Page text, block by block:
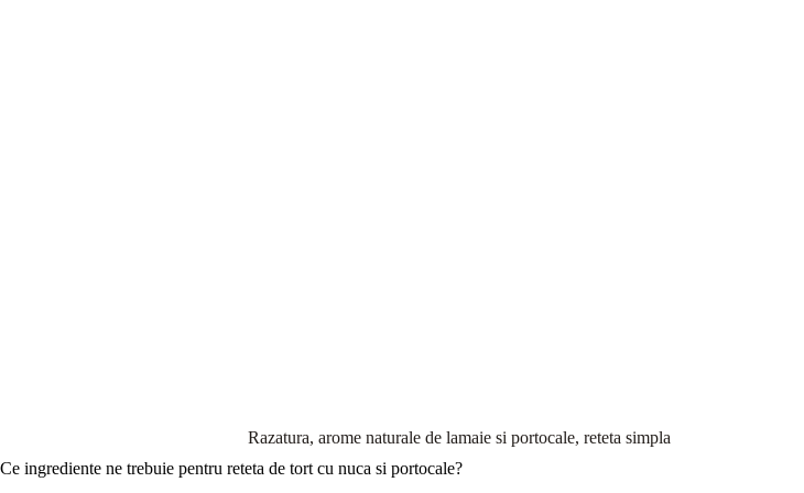
Razatura, arome naturale de lamaie si portocale, reteta simpla
Ce ingrediente ne trebuie pentru reteta de tort cu nuca si portocale?